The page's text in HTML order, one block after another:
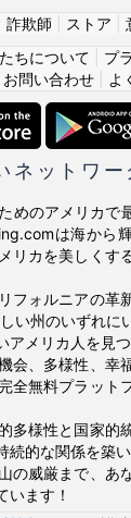
詐欺師 ストア
ちについて プ
お問い合わせ| よ
ネットワ
めのアメリカで
は海から
リカを美しくす
フォルニアの革
い州のいずれに
メリカ人を見つ
会、多様性、幸
全無料プラット
多様性と国家的
的な関係を築い
の威厳まで、あ
います！